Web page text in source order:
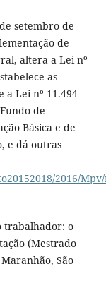
setembro de
de
altera a Lei nº
as
a Lei nº 11.494
de
Básica e de
e dá outras
2016/
trabalhador: o
(Mestrado
São